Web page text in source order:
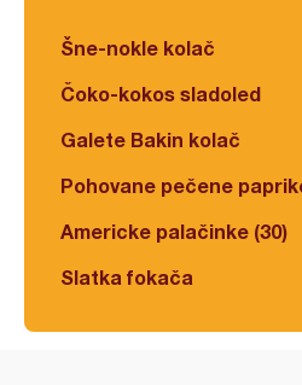
Šne-nokle kolač
Čoko-kokos sladoled
Galete Bakin kolač
Pohovane pečene
Americke palačinke (30)
Slatka fokača